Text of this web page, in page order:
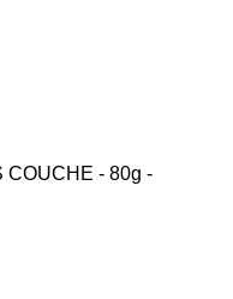
COUCHE - 80g -